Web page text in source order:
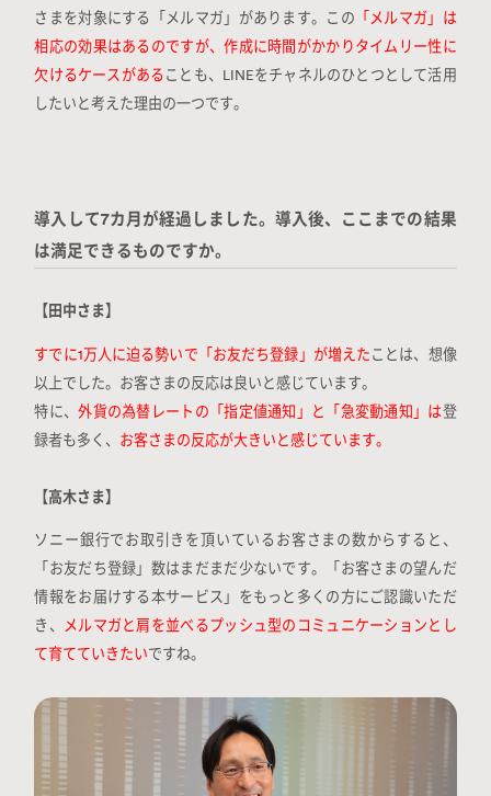
さまを対象にする「メルマガ」があります。この 「メルマガ」は
相応の効果はあるのですが、作成に時間がかかりタイムリー性に
欠けるケースがある ことも、LINEをチャネルのひとつとして活用
したいと考えた理由の一つです。
導入して7カ月が経過しました。導入後、ここまでの結果
は満足できるものですか。
【田中さま】
すでに1万人に迫る勢いで「お友だち登録」が増えた ことは、想像
以上でした。お客さまの反応は良いと感じています。
特に、外貨の為替レートの「指定値通知」と「急変動通知」は登
録者も多く、 お客さまの反応が大きいと感じています。
【高木さま】
ソニー銀行でお取引きを頂いているお客さまの数からすると、
「お友だち登録」数はまだまだ少ないです。「お客さまの望んだ
情報をお届けする本サービス」をもっと多くの方にご認識いただ
き、
メルマガと肩を並べるプッシュ型のコミュニケーションとし
て育てていきたいですね。